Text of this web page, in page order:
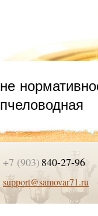
не
пчеловодная
+7 (903) 840-27-96
support@samovar71.ru